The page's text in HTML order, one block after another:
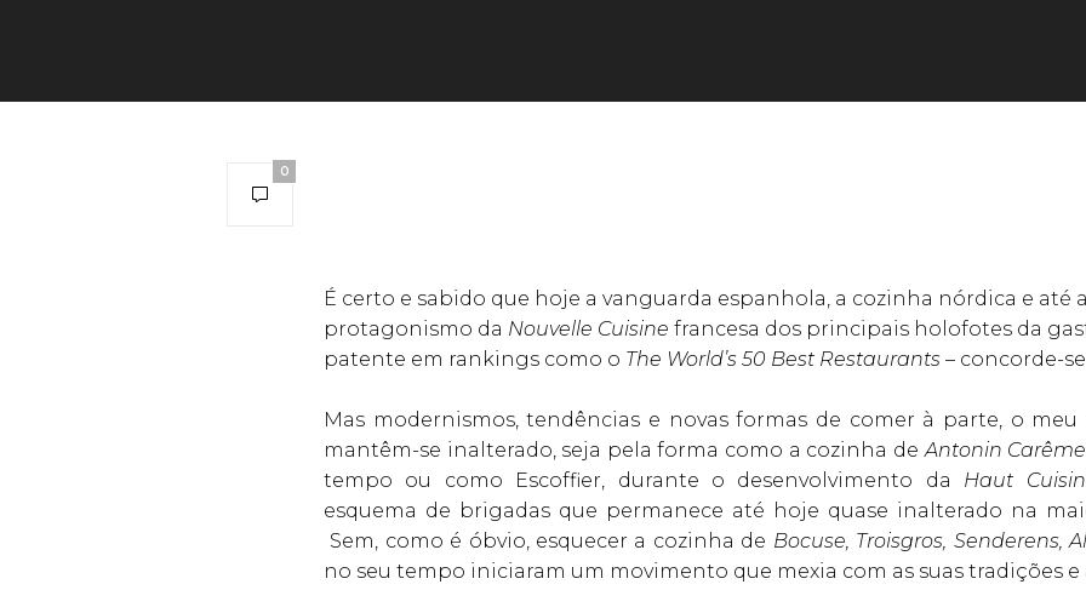
0
É certo e sabido que hoje a vanguarda espanhola, a cozinha nórdica e até
protagonismo da Nouvelle Cuisine francesa dos principais holofotes da
patente em rankings como o The World’s 50 Best Restaurants – concorde-
Mas modernismos, tendências e novas formas de comer à parte, o
mantêm-se inalterado, seja pela forma como a cozinha deAntonin Carême
tempo ou como Escoffier, durante o desenvolvimento da Haut
esquema de brigadas que permanece até hoje quase inalterado na
Sem, como é óbvio, esquecer a cozinha de Bocuse, Troisgros, Senderens,
no seu tempo iniciaram um movimento que mexia com as suas tradições e